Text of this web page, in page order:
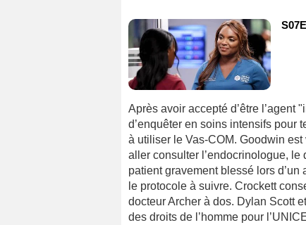
Après avoir accepté d’être l’agent
d’enquêter en soins intensifs pour
à utiliser le Vas-COM. Goodwin
aller consulter l’endocrinologue, le
patient gravement blessé lors
le protocole à suivre. Crockett
docteur Archer à dos. Dylan Scott
des droits de l’homme pour